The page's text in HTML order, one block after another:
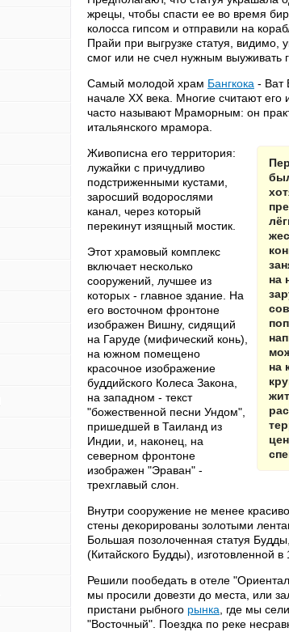
жрецы, чтобы спасти ее во время
колосса гипсом и отправили на
Прайи при выгрузке статуя, видимо,
смог или не счел нужным выуживать
Самый молодой храм Бангкока - Ват
начале XX века. Многие считают
часто называют Мраморным: он
итальянского мрамора.
на
на
Живописна его территория:
лужайки с причудливо
подстриженными кустами,
заросший водорослями
канал, через который
перекинут изящный мостик.
Этот храмовый комплекс
включает несколько
сооружений, лучшее из
которых - главное здание. На
его восточном фронтоне
изображен Вишну, сидящий
на Гаруде (мифический конь),
на южном помещено
красочное изображение
буддийского Колеса Закона,
на западном - текст
"божественной песни Ундом",
пришедшей в Таиланд из
Индии, и, наконец, на
северном фронтоне
изображен "Эраван" -
трехглавый слон.
Внутри сооружение не менее
стены декорированы золотыми
Большая позолоченная статуя
(Китайского Будды), изготовленной в
Решили пообедать в отеле
мы просили довезти до места, или
пристани рыбного рынка , где мы
"Восточный". Поездка по реке